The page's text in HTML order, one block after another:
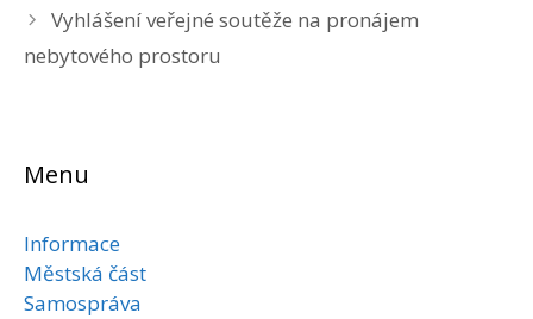
Vyhlášení veřejné soutěže na pronájem
nebytového prostoru
Menu
Informace
Městská část
Samospráva